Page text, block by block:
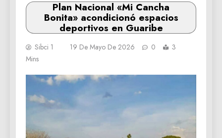
Plan Nacional «Mi Cancha
Bonita» acondicionó espacios
deportivos en Guaribe
Sibci 1 19 De Mayo De 2026 0
3
Mins